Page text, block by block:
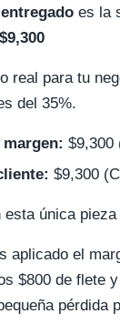
es la
$9,300
real para tu
del 35%.
$9,300
$9,300
esta única
aplicado el
$800 de flete
pérdida